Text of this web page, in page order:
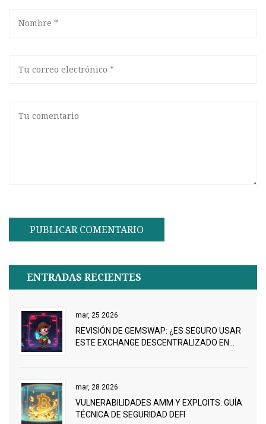
ENTRADAS RECIENTES
mar, 25 2026
REVISIÓN DE GEMSWAP: ¿ES SEGURO USAR
ESTE EXCHANGE DESCENTRALIZADO EN
mar, 28 2026
VULNERABILIDADES AMM Y EXPLOITS: GUÍA
TÉCNICA DE SEGURIDAD DEFI